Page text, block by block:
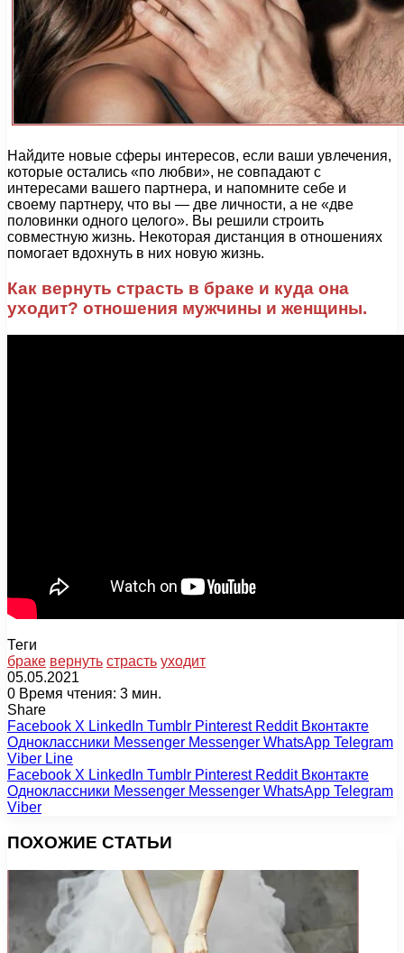
Найдите новые сферы интересов, если ваши увлечения,
которые остались «по любви», не совпадают с
интересами вашего партнера, и напомните себе и
своему партнеру, что вы — две личности, а не «две
половинки одного целого». Вы решили строить
совместную жизнь. Некоторая дистанция в отношениях
помогает вдохнуть в них новую жизнь.
Как вернуть страсть в браке и куда она
уходит? отношения мужчины и женщины.
Теги
браке вернуть страсть уходит
05.05.2021
0 Время чтения: 3 мин.
Share
Facebook X LinkedIn Tumblr Pinterest Reddit Вконтакте
Одноклассники Messenger Messenger WhatsApp Telegram
Viber Line
Facebook X LinkedIn Tumblr Pinterest Reddit Вконтакте
Одноклассники Messenger Messenger WhatsApp Telegram
Viber
ПОХОЖИЕ СТАТЬИ